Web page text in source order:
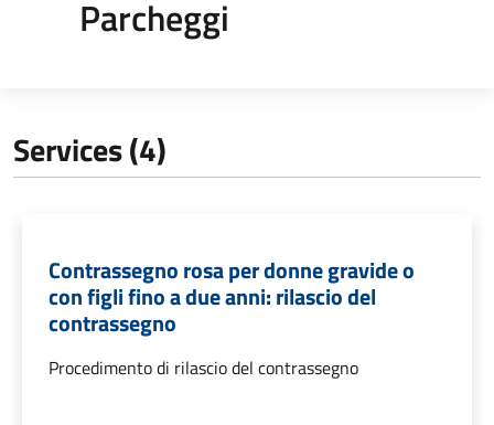
Parcheggi
Services (4)
Contrassegno rosa per donne gravide o
con figli fino a due anni: rilascio del
contrassegno
Procedimento di rilascio del contrassegno